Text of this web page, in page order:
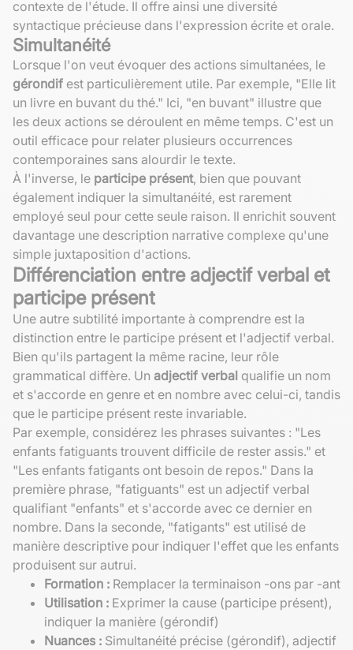
contexte de l'étude. Il offre ainsi une diversité
syntactique précieuse dans l'expression écrite et orale.
Simultanéité
Lorsque l'on veut évoquer des actions simultanées, le
gérondif est particulièrement utile. Par exemple, "Elle lit
un livre en buvant du thé." Ici, "en buvant" illustre que
les deux actions se déroulent en même temps. C'est un
outil efficace pour relater plusieurs occurrences
contemporaines sans alourdir le texte.
À l'inverse, le participe présent, bien que pouvant
également indiquer la simultanéité, est rarement
employé seul pour cette seule raison. Il enrichit souvent
davantage une description narrative complexe qu'une
simple juxtaposition d'actions.
Différenciation entre adjectif verbal et
participe présent
Une autre subtilité importante à comprendre est la
distinction entre le participe présent et l'adjectif verbal.
Bien qu'ils partagent la même racine, leur rôle
grammatical diffère. Un adjectif verbal qualifie un nom
et s'accorde en genre et en nombre avec celui-ci, tandis
que le participe présent reste invariable.
Par exemple, considérez les phrases suivantes : "Les
enfants fatiguants trouvent difficile de rester assis." et
"Les enfants fatigants ont besoin de repos." Dans la
première phrase, "fatiguants" est un adjectif verbal
qualifiant "enfants" et s'accorde avec ce dernier en
nombre. Dans la seconde, "fatigants" est utilisé de
manière descriptive pour indiquer l'effet que les enfants
produisent sur autrui.
Formation : Remplacer la terminaison -ons par -ant
Utilisation : Exprimer la cause (participe présent),
indiquer la manière (gérondif)
Nuances : Simultanéité précise (gérondif), adjectif